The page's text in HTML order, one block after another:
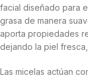
facial diseñado para
grasa de manera
aporta propiedades
dejando la piel
Las micelas actúan